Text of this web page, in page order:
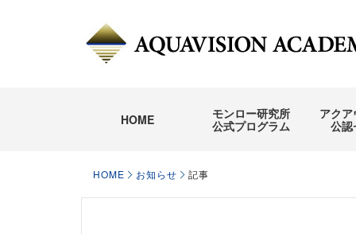
HOME
モンロー研究所
公式プログラム
アク
公認
HOME お知らせ 記事